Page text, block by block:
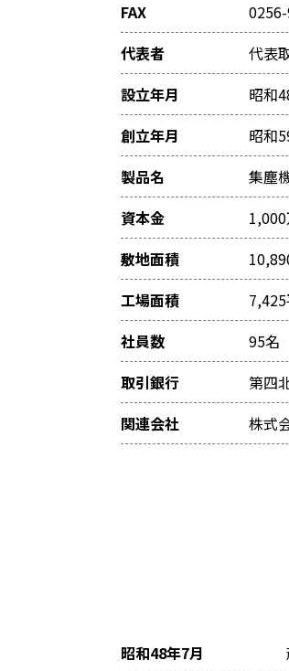
FAX
代表者
代表
設立年月
昭和
創立年月
昭和
製品名
集塵
資本金
敷地面積
工場面積
社員数
95名
取引銀行
第四
関連会社
株式
昭和48年7月